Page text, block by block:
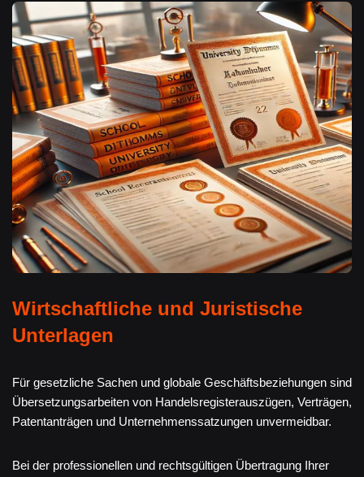
Wirtschaftliche und Juristische
Unterlagen
Für gesetzliche Sachen und globale Geschäftsbeziehungen sind
Übersetzungsarbeiten von Handelsregisterauszügen, Verträgen,
Patentanträgen und Unternehmenssatzungen unvermeidbar.
Bei der professionellen und rechtsgültigen Übertragung Ihrer